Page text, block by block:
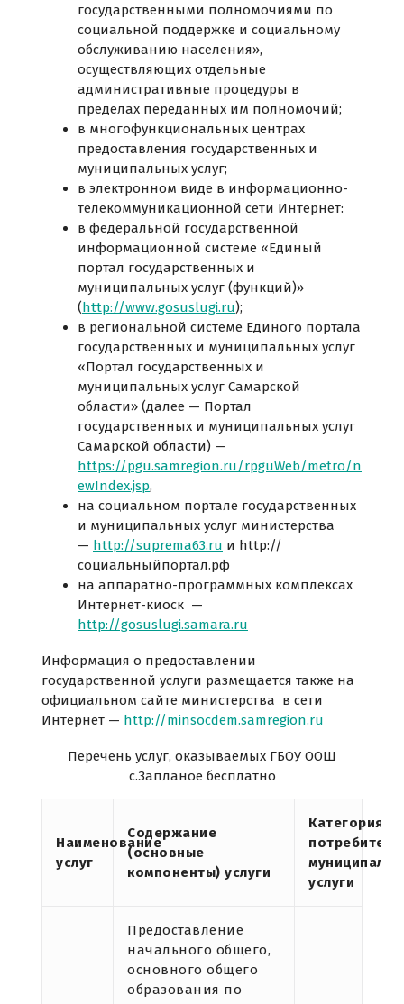
государственными полномочиями по
социальной поддержке и социальному
обслуживанию населения»,
осуществляющих отдельные
административные процедуры в
пределах переданных им полномочий;
в многофункциональных центрах
предоставления государственных и
муниципальных услуг;
в электронном виде в информационно-
телекоммуникационной сети Интернет:
в федеральной государственной
информационной системе «Единый
портал государственных и
муниципальных услуг (функций)»
(http://www.gosuslugi.ru);
в региональной системе Единого портала
государственных и муниципальных услуг
«Портал государственных и
муниципальных услуг Самарской
области» (далее — Портал
государственных и муниципальных услуг
Самарской области) —
https://pgu.samregion.ru/rpguWeb/metro/n
ewIndex.jsp,
на социальном портале государственных
и муниципальных услуг министерства
— http://suprema63.ru и http://
социальныйпортал.рф
на аппаратно-программных комплексах
Интернет-киоск —
http://gosuslugi.samara.ru
Информация о предоставлении
государственной услуги размещается также на
официальном сайте министерства в сети
Интернет — http://minsocdem.samregion.ru
Перечень услуг, оказываемых ГБОУ ООШ
с.Запланое бесплатно
Наименование
услуг
Содержание
(основные
компоненты) услуги
Категория
услуги
Предоставление
начального общего,
основного общего
образования по